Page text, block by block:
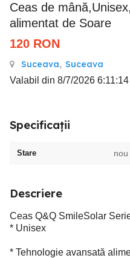
Ceas de mână,Unisex, Q&Q seria SmileSolar,
alimentat de Soare
120 RON
Suceava, Suceava
Valabil din 8/7/2026 6:11:14
Specificații
Stare nou
Descriere
Ceas Q&Q SmileSolar
* Unisex
* Tehnologie avansată